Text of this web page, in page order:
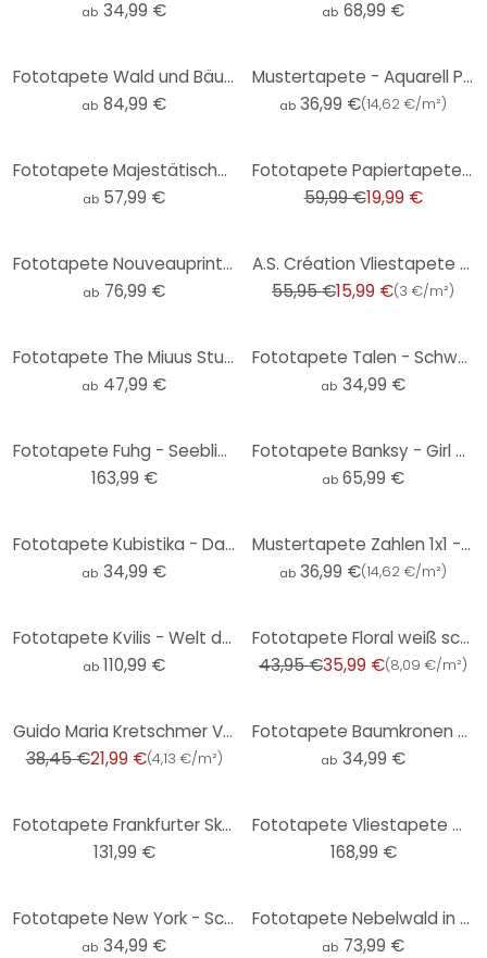
ab 34,99 € ab 68,99 €
Fototapete Wald und Bäume - Baumkronen mit roten Blättern - Coman
ab 84,99 €
Mustertapete - Aquarell Punkte 01 - schwarz-weiß
ab 36,99 €(14,62 €/m²)
Fototapete Majestätischer Schwan
ab 57,99 €
Fototapete Papiertapete Brooklyn Bridge NY - 366x254 cm
59,99 €19,99 €
Fototapete Nouveauprints - Watercolour Brush Strokes (schwarz)
ab 76,99 €
A.S. Création Vliestapete Bohemian Burlesque Tapete mit Federn metallic, schwarz, weiß
55,95 €15,99 €(3 €/m²)
Fototapete The Miuus Studio - Striped Bow
ab 47,99 €
Fototapete Talen - Schwarz-weißer Birkenwald - Rund - Selbstklebend/Vlies
ab 34,99 €
Fototapete Fuhg - Seeblick - 384x260 cm
163,99 €
Fototapete Banksy - Girl with the red balloon
ab 65,99 €
Fototapete Kubistika - Das offene Meer - Rund - Selbstklebend/Vlies
ab 34,99 €
Mustertapete Zahlen 1x1 - schwarz-weiß
ab 36,99 €(14,62 €/m²)
Fototapete Kvilis - Welt der Dinos - schwarz-weiß
ab 110,99 €
Fototapete Floral weiß schwarz - Vliestapete Blumen Pflanzen Livingwalls - matt und glatt
43,95 €35,99 €(8,09 €/m²)
Guido Maria Kretschmer Vliestapete Fashion for Walls schwarz
38,45 €21,99 €(4,13 €/m²)
Fototapete Baumkronen mit roten Blättern - Waldtapete Rund - Coman - Selbstklebend/Vlies
ab 34,99 €
Fototapete Frankfurter Skyline - 384x260 cm
131,99 €
Fototapete Vliestapete Woods
168,99 €
Fototapete New York - Schwarz-Weiß - Rund - Love your City - Selbstklebend/Vlies
ab 34,99 €
Fototapete Nebelwald in Schwarz-Weiß - Waldtapete - Xu
ab 73,99 €